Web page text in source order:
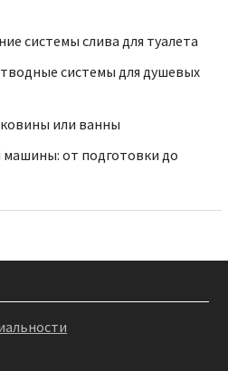
системы слива для туалета
системы для душевых
или ванны
машины: от подготовки до